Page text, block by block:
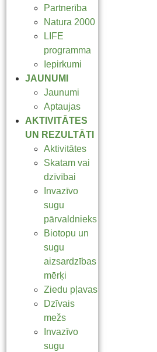
Partnerība
Natura 2000
LIFE
programma
Iepirkumi
JAUNUMI
Jaunumi
Aptaujas
AKTIVITĀTES
UN REZULTĀTI
Aktivitātes
Skatam vai
dzīvībai
Invazīvo
sugu
pārvaldnieks
Biotopu un
sugu
aizsardzības
mērķi
Ziedu pļavas
Dzīvais
mežs
Invazīvo
sugu